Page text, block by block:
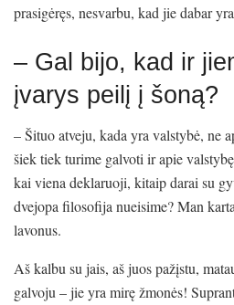
prasigėręs, nesvarbu, kad jie dabar
– Gal bijo, kad ir
įvarys peilį į šoną?
– Šituo atveju, kada yra valstybė, ne
šiek tiek turime galvoti ir apie
kai viena deklaruoji, kitaip darai su
dvejopa filosofija nueisime? Man
lavonus.
Aš kalbu su jais, aš juos pažįstu,
galvoju – jie yra mirę žmonės!